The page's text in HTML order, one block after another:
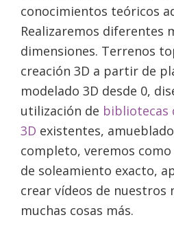
conocimientos teóricos
Realizaremos diferentes
dimensiones. Terrenos
creación 3D a partir de
modelado 3D desde 0,
utilización de bibliotecas
3D existentes,
completo, veremos
de soleamiento exacto,
crear vídeos de nuestros
muchas cosas más.